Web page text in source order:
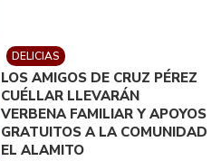
DELICIAS
LOS AMIGOS DE CRUZ PÉREZ
CUÉLLAR LLEVARÁN
VERBENA FAMILIAR Y APOYOS
GRATUITOS A LA COMUNIDAD
EL ALAMITO